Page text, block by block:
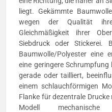
liegt. Gekämmte
wegen der Qualität
Gleichmäßigkeit ihrer
Siebdruck oder Stickerei.
Baumwolle/Polyester eine
eine geringere
gerade oder tailliert,
einem schlauchförmigen
Flanke für dezentrale
Modell